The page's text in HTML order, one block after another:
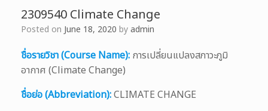
2309540 Climate Change
Posted on June 18, 2020 byadmin
ชื่อรายวิชา (Course Name): การเปลี่ยนแปลงสภาวะภูมิ
อากาศ (Climate Change)
ชื่อย่อ (Abbreviation):CLIMATE CHANGE